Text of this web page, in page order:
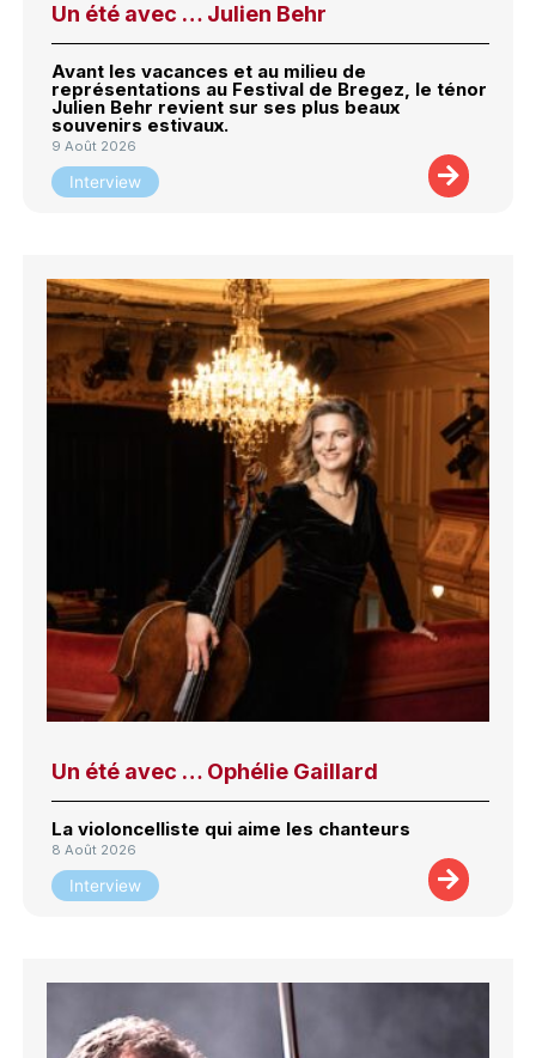
Un été avec … Julien Behr
Avant les vacances et au milieu de
représentations au Festival de Bregez, le ténor
Julien Behr revient sur ses plus beaux
souvenirs estivaux.
9 Août 2026
Interview
Un été avec … Ophélie Gaillard
La violoncelliste qui aime les chanteurs
8 Août 2026
Interview